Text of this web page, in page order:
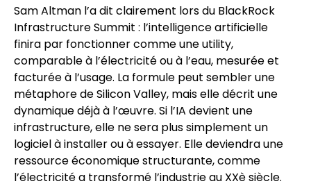
Sam Altman l’a dit clairement lors du BlackRock
Infrastructure Summit : l’intelligence artificielle
finira par fonctionner comme une utility,
comparable à l’électricité ou à l’eau, mesurée et
facturée à l’usage. La formule peut sembler une
métaphore de Silicon Valley, mais elle décrit une
dynamique déjà à l’œuvre. Si l’IA devient une
infrastructure, elle ne sera plus simplement un
logiciel à installer ou à essayer. Elle deviendra une
ressource économique structurante, comme
l’électricité a transformé l’industrie au XXè siècle.